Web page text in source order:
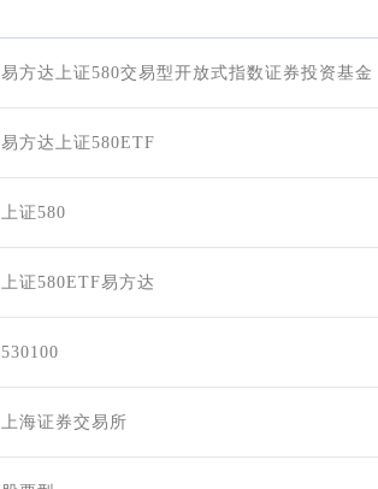
易方达上证580交易型开放式指数证券投资基金
易方达上证580ETF
上证580
上证580ETF易方达
530100
上海证券交易所